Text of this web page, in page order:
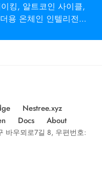
킹, 알트코인 사이클,
용 온체인 인텔리전스
Nestree.xyz
Docs About
바우뫼로7길 8, 우편번호: